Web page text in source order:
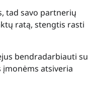
tad savo partnerių
ratą, stengtis rasti
bendradarbiauti su
įmonėms atsiveria